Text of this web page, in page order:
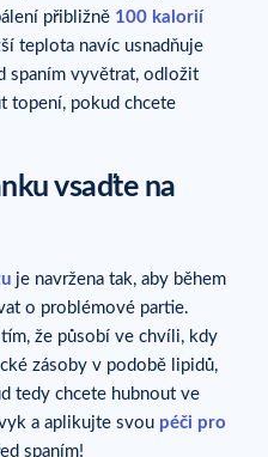
přibližně 100 kalorií
teplota navíc usnadňuje
spaním vyvětrat, odložit
topení, pokud chcete
vsaďte na
je navržena tak, aby během
o problémové partie.
že působí ve chvíli, kdy
zásoby v podobě lipidů,
tedy chcete hubnout ve
a aplikujte svou péči pro
spaním!